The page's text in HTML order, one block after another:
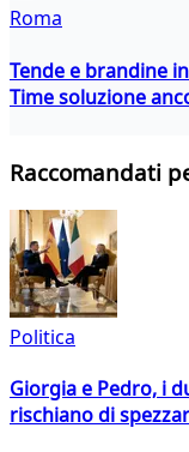
Roma
Tende e brandine
Time soluzione
Raccomandati
Politica
Giorgia e Pedro, i
rischiano di